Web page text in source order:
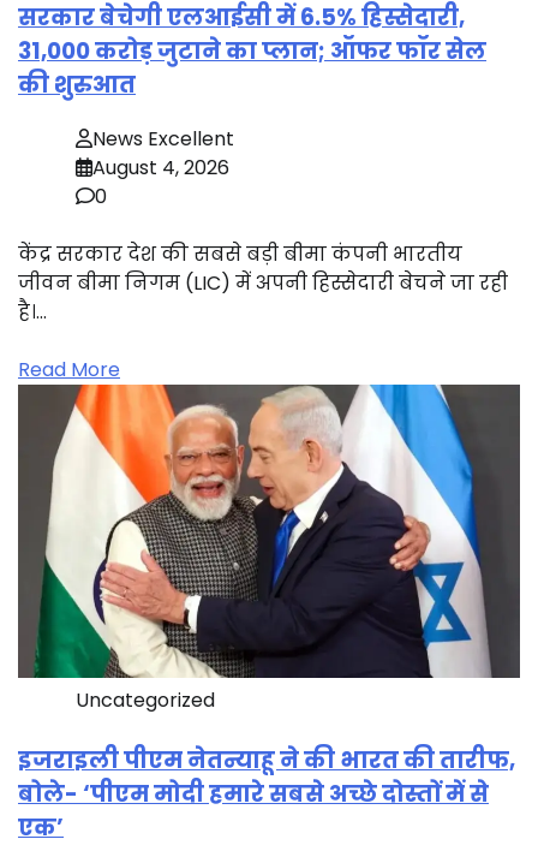
सरकार बेचेगी एलआईसी में 6.5% हिस्सेदारी,
31,000 करोड़ जुटाने का प्लान; ऑफर फॉर सेल
की शुरुआत
News Excellent
August 4, 2026
0
केंद्र सरकार देश की सबसे बड़ी बीमा कंपनी भारतीय
जीवन बीमा निगम (LIC) में अपनी हिस्सेदारी बेचने जा रही
है।…
Read More
Uncategorized
इजराइली पीएम नेतन्याहू ने की भारत की तारीफ,
बोले- ‘पीएम मोदी हमारे सबसे अच्छे दोस्तों में से
एक’